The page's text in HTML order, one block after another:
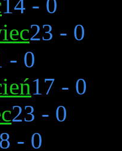
23 - 0
- 0
17 - 0
23 - 0
- 0